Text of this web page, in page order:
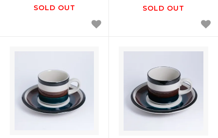
SOLD OUT SOLD OUT